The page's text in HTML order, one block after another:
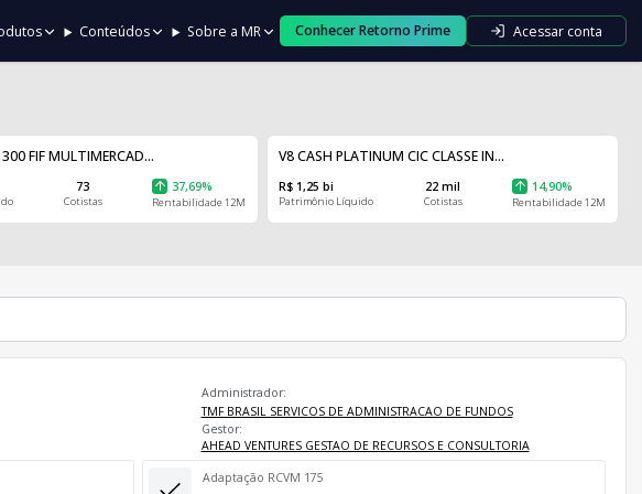
Conteúdos Sobre a MR Conhecer Retorno Prime Acessar conta
FIF MULTIMERCAD...
73
Cotistas
37,69%
Rentabilidade 12M
V8 CASH PLATINUM CIC CLASSE IN...
R$ 1,25 bi
Patrimônio Líquido
22 mil
Cotistas
14,90%
Rentabilidade 12M
Administrador:
TMF BRASIL SERVICOS DE ADMINISTRACAO DE FUNDOS
Gestor:
AHEAD VENTURES GESTAO DE RECURSOS E CONSULTORIA
Adaptação RCVM 175